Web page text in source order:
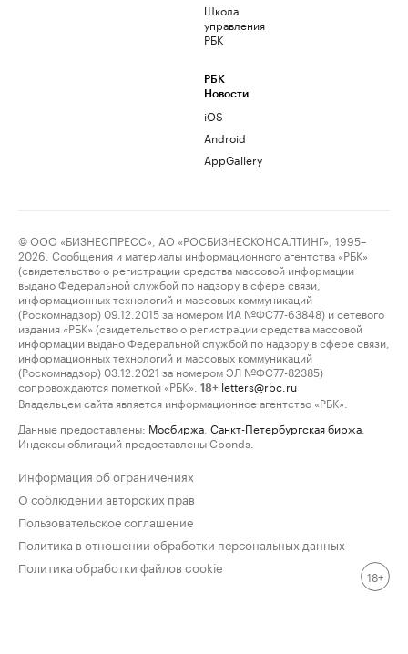
Школа
управления
РБК
РБК
Новости
iOS
Android
AppGallery
© ООО «БИЗНЕСПРЕСС», АО «РОСБИЗНЕСКОНСАЛТИНГ», 1995–
2026. Сообщения и материалы информационного агентства «РБК»
(свидетельство о регистрации средства массовой информации
выдано Федеральной службой по надзору в сфере связи,
информационных технологий и массовых коммуникаций
(Роскомнадзор) 09.12.2015 за номером ИА №ФС77-63848) и сетевого
издания «РБК» (свидетельство о регистрации средства массовой
информации выдано Федеральной службой по надзору в сфере связи,
информационных технологий и массовых коммуникаций
(Роскомнадзор) 03.12.2021 за номером ЭЛ №ФС77-82385)
сопровождаются пометкой «РБК».
18+ letters@rbc.ru
Владельцем сайта является информационное агентство «РБК».
Данные предоставлены: Мосбиржа Санкт-Петербургская биржа
Индексы облигаций предоставлены Cbonds.
Информация об ограничениях
О соблюдении авторских прав
Пользовательское соглашение
Политика в отношении обработки персональных данных
Политика обработки файлов cookie
18+